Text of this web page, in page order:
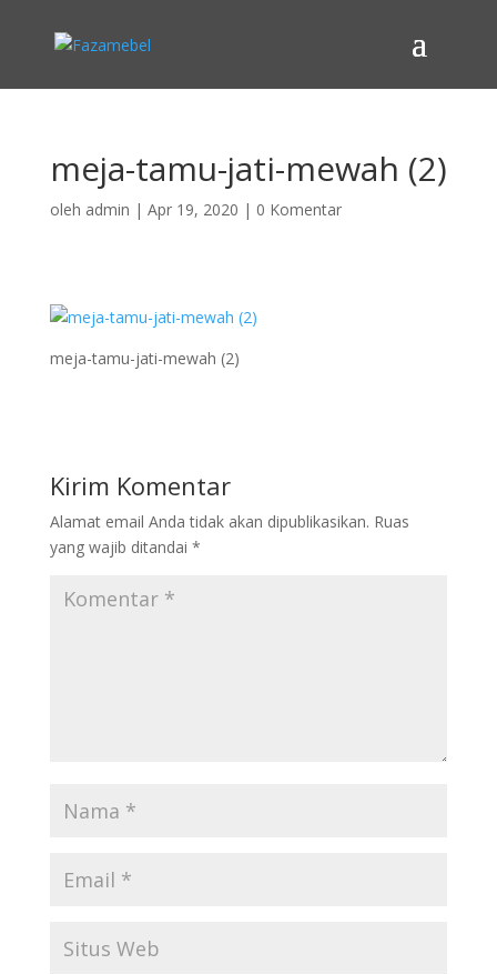
meja-tamu-jati-mewah (2)
oleh admin | Apr 19, 2020 | 0 Komentar
meja-tamu-jati-mewah (2)
Kirim Komentar
Alamat email Anda tidak akan dipublikasikan. Ruas
yang wajib ditandai *